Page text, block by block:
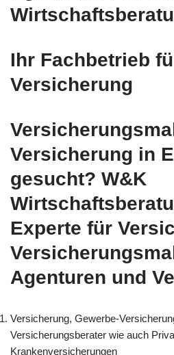
Ihr Fachbetrieb
Versicherung
Versicherung in
gesucht? W&K
Experte für
Agenturen und
Versicherung, Gewerbe-
Versicherungsberater wie auch
Krankenversicherungen